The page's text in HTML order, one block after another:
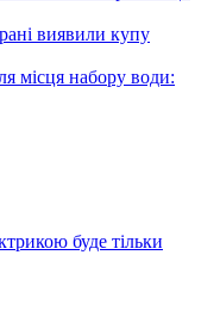
виявили купу
місця набору води:
буде тільки